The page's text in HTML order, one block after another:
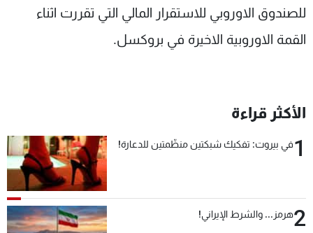
للصندوق الاوروبي للاستقرار المالي التي تقررت اثناء
القمة الاوروبية الاخيرة في بروكسل.
الأكثر قراءة
1في بيروت: تفكيك شبكتين منظّمتين للدعارة!
2هرمز... والشرط الإيراني!